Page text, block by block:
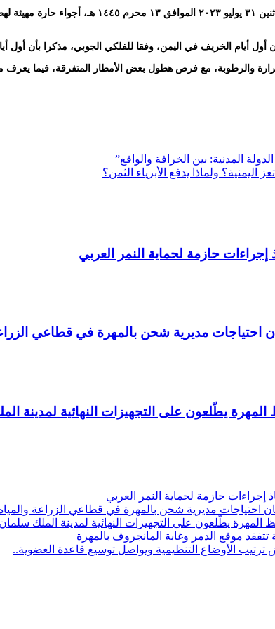
والرطوبة، مع فرص هطول بعض الأمطار المتفرقة، فيما
المدنية: بين الخرافة والواقع”
ولماذا يدفع الأبرياء الثمن؟
إجراءات حازمة لحماية النمر العربي
مديرية شحن بالمهرة في قطاعي
المهرة يطّلعون على التجهيزات النهائية لمدينة
إجراءات حازمة لحماية النمر العربي
احتياجات مديرية شحن بالمهرة في قطاعي الزراعة والمياه
المهرة يطّلعون على التجهيزات النهائية لمدينة الملك سلمان
تتفقد موقع الدمر وغابة المانجروف بالمهرة
ترتيب الأوضاع التنظيمية ويواصل توسيع قاعدة العضوية..